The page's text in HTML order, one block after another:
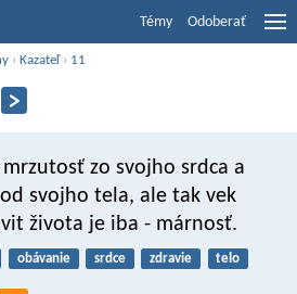
Témy Odoberať
›Kazateľ› 11
mrzutosť zo svojho srdca a
svojho tela, ale tak vek
života je iba - márnosť.
obávanie srdce zdravie telo